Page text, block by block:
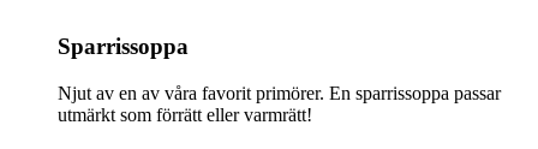
Sparrissoppa
Njut av en av våra favorit primörer. En sparrissoppa passar
utmärkt som förrätt eller varmrätt!